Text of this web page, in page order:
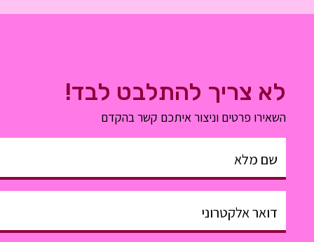
לא צריך להתלבט לבד!
השאירו פרטים וניצור איתכם קשר בהקדם
שם מלא
דואר אלקטרוני